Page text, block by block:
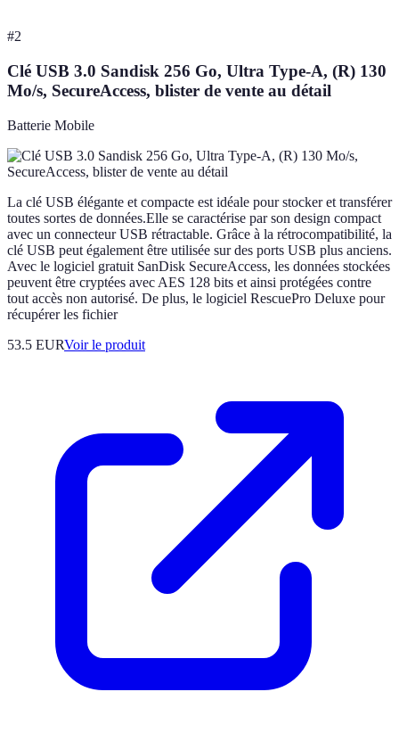
#2
Clé USB 3.0 Sandisk 256 Go, Ultra Type-A, (R) 130
Mo/s, SecureAccess, blister de vente au détail
Batterie Mobile
La clé USB élégante et compacte est idéale pour stocker et transférer
toutes sortes de données.Elle se caractérise par son design compact
avec un connecteur USB rétractable. Grâce à la rétrocompatibilité, la
clé USB peut également être utilisée sur des ports USB plus anciens.
Avec le logiciel gratuit SanDisk SecureAccess, les données stockées
peuvent être cryptées avec AES 128 bits et ainsi protégées contre
tout accès non autorisé. De plus, le logiciel RescuePro Deluxe pour
récupérer les fichier
53.5 EURVoir le produit